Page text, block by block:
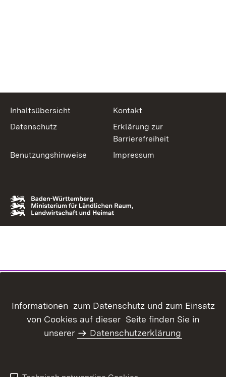
Inhaltsübersicht
Kontakt
Datenschutz
Erklärung zur
Barrierefreiheit
Benutzungshinweise
Impressum
Informationen zum Datenschutz und zum Einsatz
von Cookies auf dieser Seite finden Sie in
unserer
Datenschutzerklärung